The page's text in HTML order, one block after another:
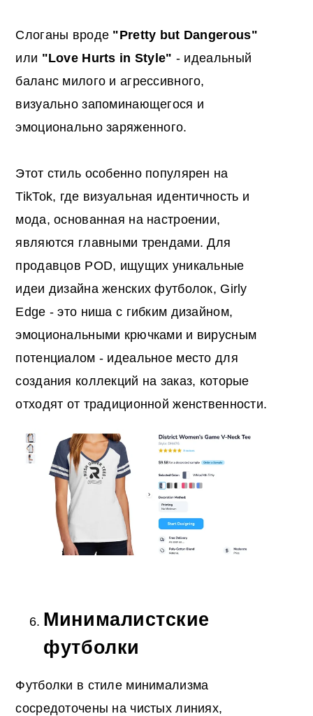
Слоганы вроде "Pretty but Dangerous"
или "Love Hurts in Style" - идеальный
баланс милого и агрессивного,
визуально запоминающегося и
эмоционально заряженного.
Этот стиль особенно популярен на
TikTok, где визуальная идентичность и
мода, основанная на настроении,
являются главными трендами. Для
продавцов POD, ищущих уникальные
идеи дизайна женских футболок, Girly
Edge - это ниша с гибким дизайном,
эмоциональными крючками и вирусным
потенциалом - идеальное место для
создания коллекций на заказ, которые
отходят от традиционной женственности.
Минималистские
футболки
Футболки в стиле минимализма
сосредоточены на чистых линиях,